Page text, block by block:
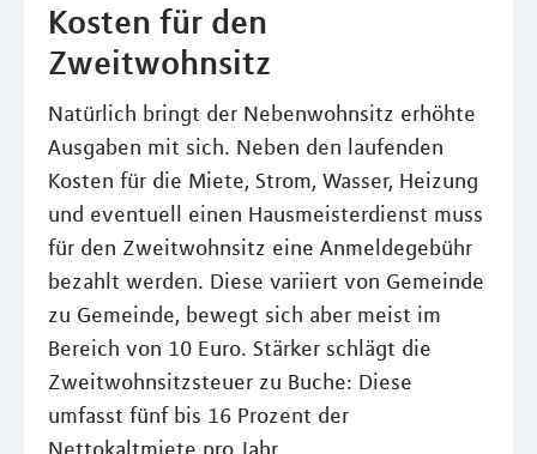
Kosten für den
Zweitwohnsitz
Natürlich bringt der Nebenwohnsitz erhöhte
Ausgaben mit sich. Neben den laufenden
Kosten für die Miete, Strom, Wasser, Heizung
und eventuell einen Hausmeisterdienst muss
für den Zweitwohnsitz eine Anmeldegebühr
bezahlt werden. Diese variiert von Gemeinde
zu Gemeinde, bewegt sich aber meist im
Bereich von 10 Euro. Stärker schlägt die
Zweitwohnsitzsteuer zu Buche: Diese
umfasst fünf bis 16 Prozent der